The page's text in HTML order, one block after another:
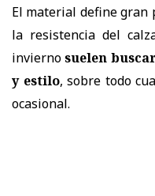
El material define gran
la resistencia del
inviernosuelen
y estilo, sobre todo
ocasional.